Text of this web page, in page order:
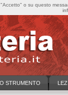
STRUMENTO
o su questo